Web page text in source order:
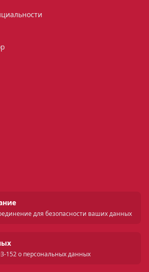
для безопасности ваших данных
152 о персональных данных